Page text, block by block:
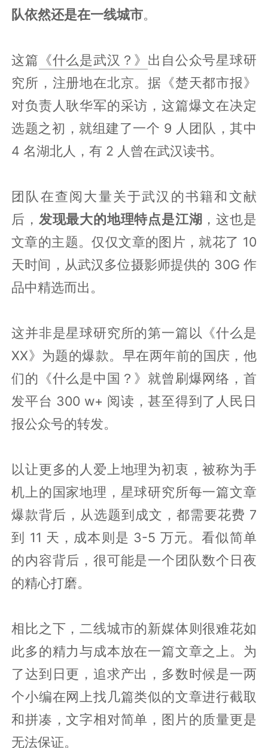
队依然还是在一线城市。
这篇 《什么是武汉？》 出自公众号星球研
究所，注册地在北京。据《楚天都市报》
对负责人耿华军的采访，这篇爆文在决定
选题之初，就组建了一个 9 人团队，其中
4 名湖北人，有 2 人曾在武汉读书。
团队在查阅大量关于武汉的书籍和文献
后， 发现最大的地理特点是江湖 ，这也是
文章的主题。仅仅文章的图片，就花了 10
天时间，从武汉多位摄影师提供的 30G 作
品中精选而出。
这并非是星球研究所的第一篇以《什么是
XX》为题的爆款。早在两年前的国庆，他
们的《什么是中国？》就曾刷爆网络，首
发平台 300 w+ 阅读，甚至得到了人民日
报公众号的转发。
以让更多的人爱上地理为初衷，被称为手
机上的国家地理，星球研究所每一篇文章
爆款背后，从选题到成文，都需要花费 7
到 11 天，成本则是 3-5 万元。看似简单
的内容背后，很可能是一个团队数个日夜
的精心打磨。
相比之下，二线城市的新媒体则很难花如
此多的精力与成本放在一篇文章之上。为
了达到日更，追求产出，多数时候是一两
个小编在网上找几篇类似的文章进行截取
和拼凑，文字相对简单，图片的质量更是
无法保证。